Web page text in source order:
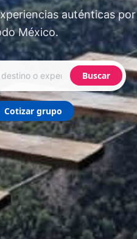
auténticas por
México.
Buscar
Cotizar grupo